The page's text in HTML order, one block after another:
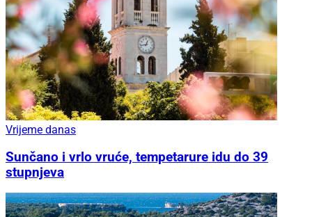
Vrijeme danas
Sunčano i vrlo vruće, tempetarure idu do 39
stupnjeva